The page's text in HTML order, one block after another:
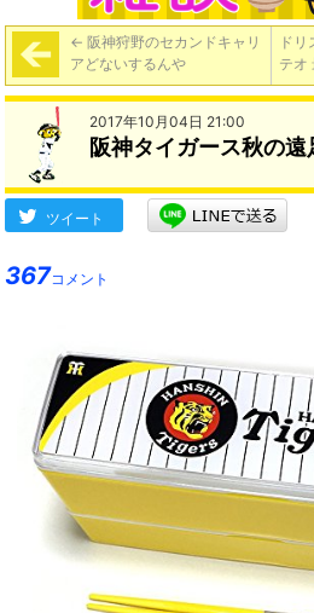
← 阪神狩野のセカンドキャリ
アどないするんや
ド
テオ
2017年10月04日 21:00
阪神タイガース秋の
ツイート
367コメント